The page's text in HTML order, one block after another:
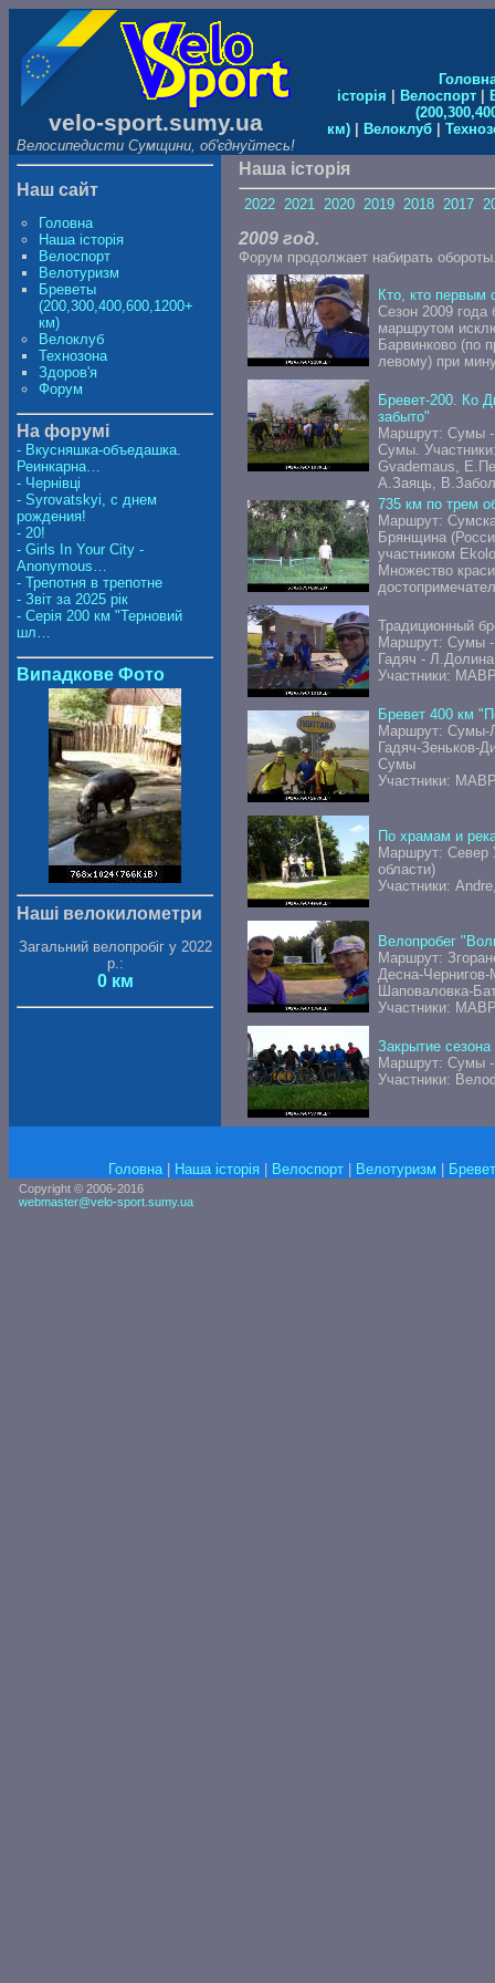
velo-sport.sumy.ua
Велосипедисти Сумщини, об'єднуйтесь!
історія
Велоспорт|
км)
Велоклуб
Наш сайт
Головна
Наша історія
Велоспорт
Велотуризм
Бреветы
(200,300,400,600,1200+
км)
Велоклуб
Технозона
Здоров'я
Форум
На форумі
- Вкусняшка-объедашка.
Реинкарна…
- Чернівці
- Syrovatskyi, с днем
рождения!
- 20!
- Girls In Your City -
Anonymous…
- Трепотня в трепотне
- Звіт за 2025 рік
- Серія 200 км "Терновий
шл…
Випадкове Фото
Наші велокилометри
Загальний велопробіг у 2022
р.:
0 км
Наша історія
2022 2021 2020 2019 2018 2017
2009 год.
Форум продолжает набирать
Кто, кто первым
Сезон 2009 года
маршрутом
Барвинково (по
левому) при
Бревет-200. Ко
забыто"
Маршрут: Сумы -
Сумы.
Gvademaus,
А.Заяць,
735 км по трем
Маршрут:
Брянщина
участником
Множество
Традиционный
Маршрут: Сумы -
Гадяч -
Участники:
Бревет 400 км
Маршрут: Сумы-
Гадяч-Зеньков-
Сумы
Участники:
По храмам и
Маршрут: Север
области)
Участники:
Велопробег
Маршрут:
Десна-
Шаповаловка-
Участники:
Закрытие сезона
Маршрут: Сумы
Участники:
Головна| Наша історія Велоспорт| Велотуризм
Copyright © 2006-2016
webmaster@velo-sport.sumy.ua